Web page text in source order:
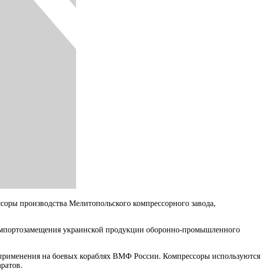
производства Мелитопольского компрессорного завода,
украинской продукции оборонно-промышленного
на боевых кораблях ВМФ России. Компрессоры используются